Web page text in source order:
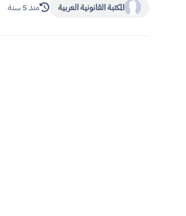
المكتبة القانونية العربية منذ 5 سنة